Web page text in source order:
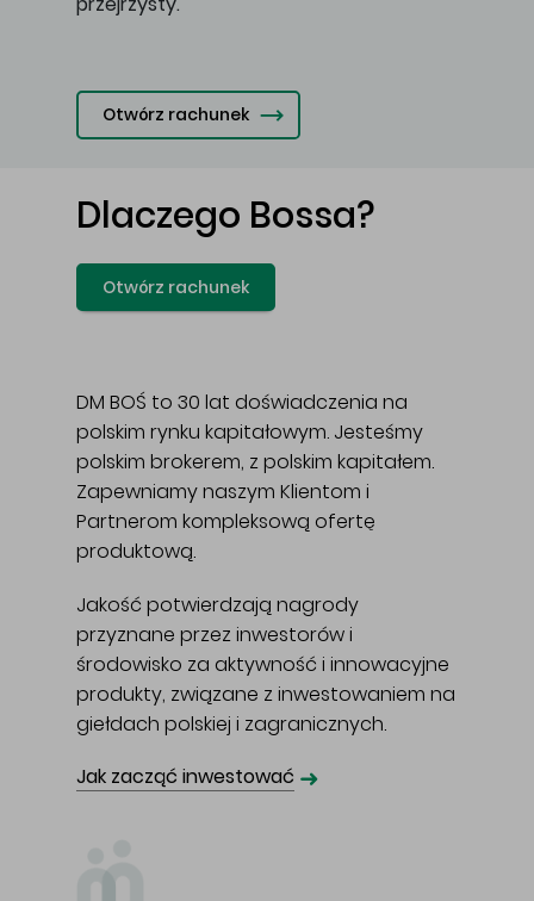
Otwórz rachunek
Dlaczego Bossa?
Otwórz rachunek
DM BOŚ to 30 lat doświadczenia na
polskim rynku kapitałowym. Jesteśmy
polskim brokerem, z polskim kapitałem.
Zapewniamy naszym Klientom i
Partnerom kompleksową ofertę
produktową.
Jakość potwierdzają nagrody
przyznane przez inwestorów i
środowisko za aktywność i innowacyjne
produkty, związane z inwestowaniem na
giełdach polskiej i zagranicznych.
Jak zacząć inwestować ➜